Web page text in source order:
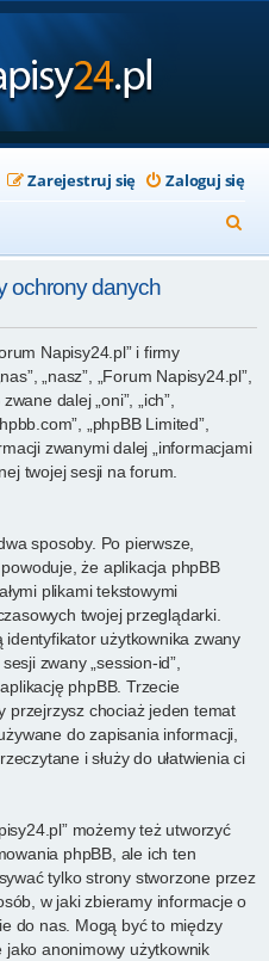
Zaloguj się
Zarejestruj się
z
k
ochrony danych
Napisy24.pl” i firmy
„nasz”, „Forum Napisy24.pl”,
dalej „oni”, „ich”,
„phpBB Limited”,
zwanymi dalej „informacjami
twojej sesji na forum.
sposoby. Po pierwsze,
że aplikacja phpBB
plikami tekstowymi
twojej przeglądarki.
użytkownika zwany
zwany „session-id”,
phpBB. Trzecie
przejrzysz chociaż jeden temat
do zapisania informacji,
i służy do ułatwienia ci
możemy też utworzyć
phpBB, ale ich ten
tylko strony stworzone przez
w jaki zbieramy informacje o
do nas. Mogą być to między
anonimowy użytkownik